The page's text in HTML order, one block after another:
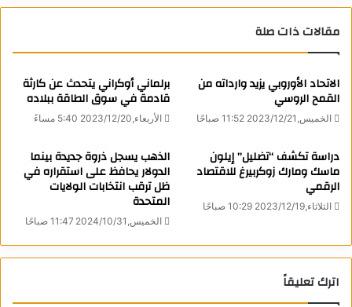
وفي وقت سابق، أفادت وكالة عمليات التجارة البحرية البريطانية،
التي تديرها البحرية الملكية البريطانية، بأنها تلقت بلاغًا من سفينة
بوقوع هجوم محتمل عليها في البحر الأحمر.
تقارير فورية عن وقوع إصابات أو أضرار.
وفي السياق نفسه، أعلنت جماعة “أنصار الله” اليمنية، اليوم الاثنين،
عمليات استهداف السفن المتجهة إلى الموانئ الإسرائيلية من أي
جنسية مستمرة.
وجاء في بيان صادر عن “أنصار الله” اليمنية أن “القوات البحرية في
القوات المسلحة اليمنية نفذت عملية عسكرية نوعية ضد سفينتين
بالنفط والأخرى سفينة “إم إس سي كلارا” تحمل حاويات وقد تم
استهدافهما بطائرتين بحريتين”.
مقالات ذات صلة
الاتحاد الأوروبي يزيد وارداته من
القمح الروسي
الخميس,2023/12/21 11:52 صباحًا
برلماني أوكراني يتحدث عن كارثة
قادمة في سوق الطاقة ببلاده
الأربعاء,2023/12/20 5:40 مساءً
دراسة تكشف “تضليل” إيلون
ماسك ومارك زوكربيرغ للاقتصاد
الرقمي
الثلاثاء,2023/12/19 10:29 صباحًا
الذهب يسجل ذروة جديدة بينما
الدولار يحافظ على استقراره في
ظل ترقب انتخابات الولايات
المتحدة
الخميس,2024/10/31 11:47 صباحًا
اترك تعليقاً